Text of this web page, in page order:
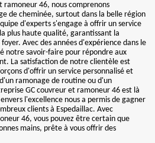
ramoneur 46, nous comprenons
de cheminée, surtout dans la belle région
d'experts s'engage à offrir un service
plus haute qualité, garantissant la
Avec des années d'expérience dans le
notre savoir-faire pour répondre aux
La satisfaction de notre clientèle est
d'offrir un service personnalisé et
ramonage de routine ou d'un
GC couvreur et ramoneur 46 est là
l'excellence nous a permis de gagner
clients à Espedaillac. Avec
46, vous pouvez être certain que
mains, prête à vous offrir des